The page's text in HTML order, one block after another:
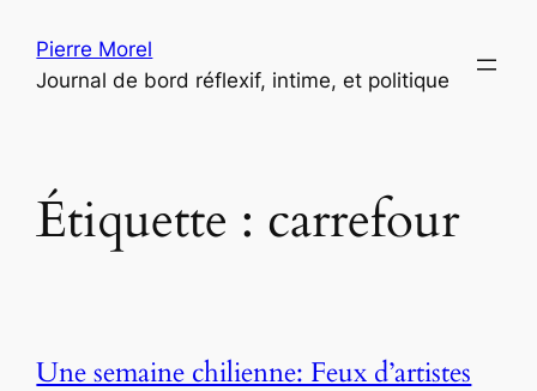
contenu
Pierre Morel
Journal de bord réflexif, intime, et politique
Étiquette : carrefour
Une semaine chilienne: Feux d’artistes